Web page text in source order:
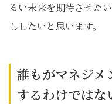
るい未来を期待させた
ししたいと思います。
誰もがマネジメ
するわけではな